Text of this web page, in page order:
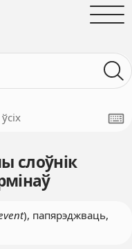
слоўнік
), папярэджваць,